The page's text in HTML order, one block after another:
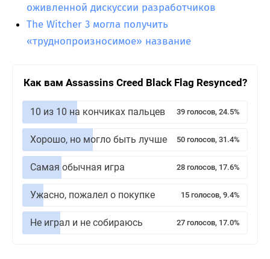
оживленной дискуссии разработчиков
The Witcher 3 могла получить
«труднопроизносимое» название
Как вам Assassins Creed Black Flag Resynced?
10 из 10 на кончиках пальцев 39 голосов, 24.5%
Хорошо, но могло быть лучше 50 голосов, 31.4%
Самая обычная игра 28 голосов, 17.6%
Ужасно, пожалел о покупке 15 голосов, 9.4%
Не играл и не собираюсь 27 голосов, 17.0%